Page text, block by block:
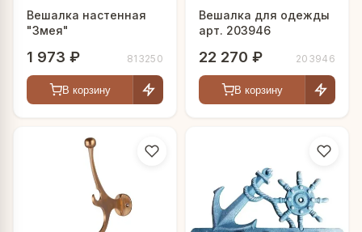
Вешалка настенная
"Змея"
1 973 ₽ 813250
В корзину
Вешалка для одежды
арт. 203946
22 270 ₽ 203946
В корзину